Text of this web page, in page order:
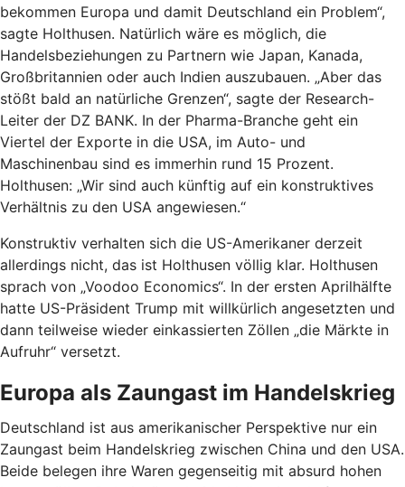
bekommen Europa und damit Deutschland ein Problem“,
sagte Holthusen. Natürlich wäre es möglich, die
Handelsbeziehungen zu Partnern wie Japan, Kanada,
Großbritannien oder auch Indien auszubauen. „Aber das
stößt bald an natürliche Grenzen“, sagte der Research-
Leiter der DZ BANK. In der Pharma-Branche geht ein
Viertel der Exporte in die USA, im Auto- und
Maschinenbau sind es immerhin rund 15 Prozent.
Holthusen: „Wir sind auch künftig auf ein konstruktives
Verhältnis zu den USA angewiesen.“
Konstruktiv verhalten sich die US-Amerikaner derzeit
allerdings nicht, das ist Holthusen völlig klar. Holthusen
sprach von „Voodoo Economics“. In der ersten Aprilhälfte
hatte US-Präsident Trump mit willkürlich angesetzten und
dann teilweise wieder einkassierten Zöllen „die Märkte in
Aufruhr“ versetzt.
Europa als Zaungast im Handelskrieg
Deutschland ist aus amerikanischer Perspektive nur ein
Zaungast beim Handelskrieg zwischen China und den USA.
Beide belegen ihre Waren gegenseitig mit absurd hohen